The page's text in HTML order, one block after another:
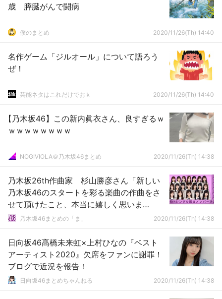
歳 膵臓がんで闘病
僕のまとめ 2020/11/26(Th) 14:40
名作ゲーム「ジルオール」について語ろう
ぜ！
芸能ネタはこれだけでおｋ 2020/11/26(Th) 14:40
【乃木坂46】この新内眞衣さん、良すぎるｗ
ｗｗｗｗｗｗｗｗ
NOGIVIOLA＠乃木坂46まとめ 2020/11/26(Th) 14:38
乃木坂26th作曲家 杉山勝彦さん「新しい
乃木坂46のスタートを彩る楽曲の作曲をさ
せて頂けたこと、本当に嬉しく思いま
す！」乃木坂46まとめの「ま」 2020/11/26(Th) 14:38
日向坂46髙橋未来虹×上村ひなの『ベスト
アーティスト2020』欠席をファンに謝罪！
ブログで近況を報告！
日向坂46まとめちゃんねる 2020/11/26(Th) 14:38